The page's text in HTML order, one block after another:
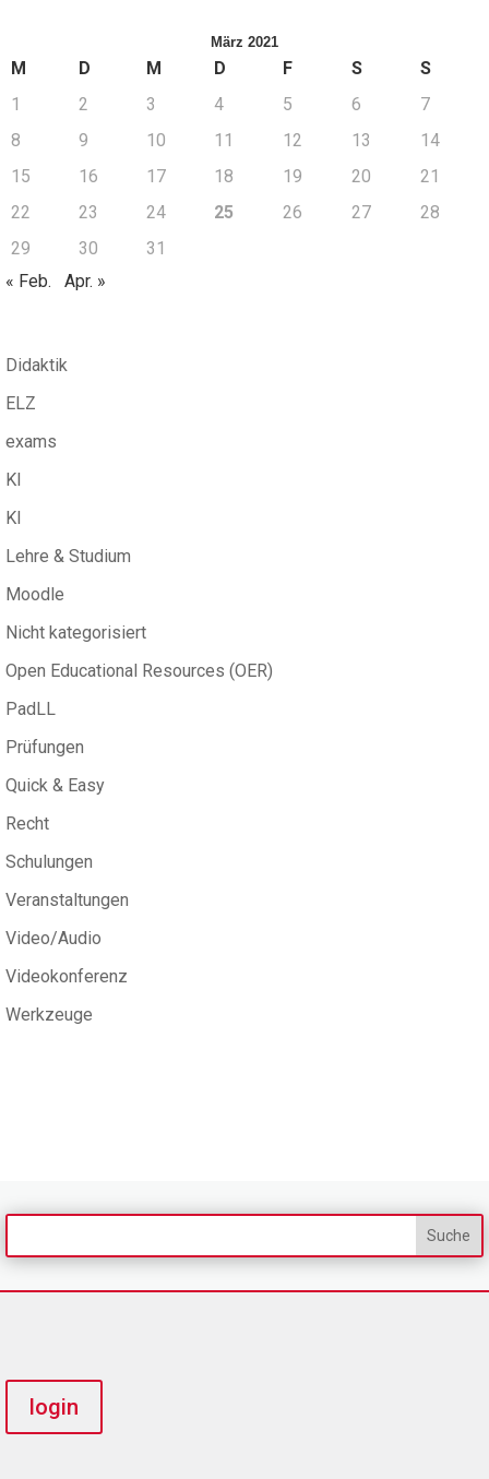
März 2021
M D M D F S
S
1
2 3 4 5 6
7
8
9 10 11 12 13
14
15
16 17 18 19 20
21
22
23 24 25 26 27
28
29
30
31
« Feb.
Apr. »
Didaktik
ELZ
exams
KI
KI
Lehre & Studium
Moodle
Nicht kategorisiert
Open Educational Resources (OER)
PadLL
Prüfungen
Quick & Easy
Recht
Schulungen
Veranstaltungen
Video/Audio
Videokonferenz
Werkzeuge
login